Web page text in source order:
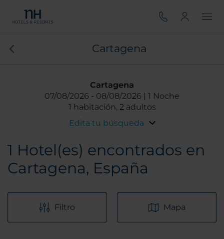
Cartagena
Cartagena
07/08/2026
08/08/2026
1 Noche
1 habitación, 2 adultos
Edita tu búsqueda
1 Hotel(es) encontrados en
Cartagena, España
Filtro Mapa